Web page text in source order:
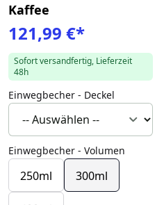
Kaffee
121,99 €*
Sofort versandfertig, Lieferzeit
48h
Einwegbecher - Deckel
Einwegbecher - Volumen
250ml 300ml